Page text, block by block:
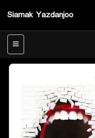
Siamak Yazdanjoo
منو